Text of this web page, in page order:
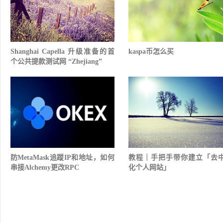
Shanghai Capella 升级准备的首
个公共提款测试网 “Zhejiang”
kaspa币怎么买
防MetaMask追蹤IP和地址，如何
串接Alchemy更改RPC
教程｜手把手带你建立「去
化个人网站」